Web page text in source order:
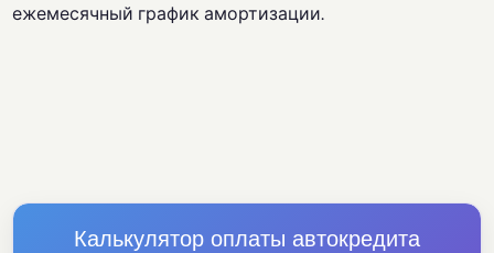
ежемесячный график амортизации.
Калькулятор оплаты автокредита